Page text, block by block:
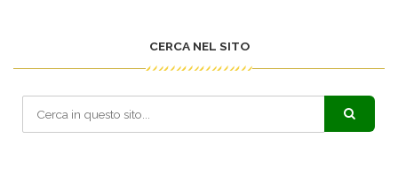
CERCA NEL SITO